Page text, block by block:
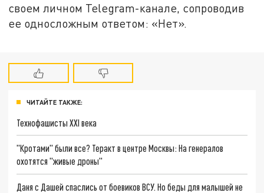
своем личном Telegram-канале, сопроводив
ее односложным ответом: «Нет».
ЧИТАЙТЕ ТАКЖЕ:
Технофашисты XXI века
"Кротами" были все? Теракт в центре Москвы: На генералов
охотятся "живые дроны"
Даня с Дашей спаслись от боевиков ВСУ. Но беды для малышей не